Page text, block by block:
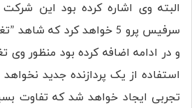
البته وی اشاره کرده بود این
سرفیس پرو 5 خواهد کرد که
و در ادامه اضافه کرده بود منظور
استفاده از یک پردازنده جدید
تجربی ایجاد خواهد شد که تفاوت